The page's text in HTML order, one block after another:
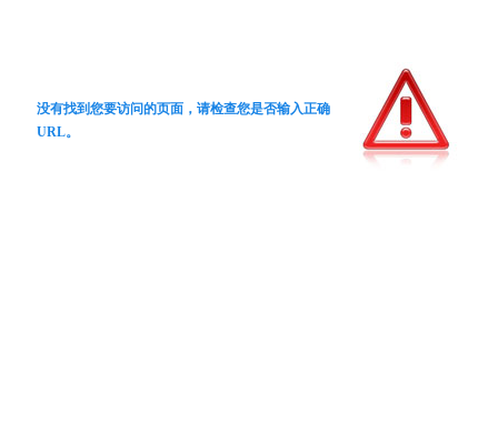
没有找到您要访问的页面，请检查您是否输入正确
URL。